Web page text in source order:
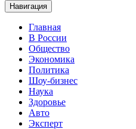
Навигация
Главная
В России
Общество
Экономика
Политика
Шоу-бизнес
Наука
Здоровье
Авто
Эксперт